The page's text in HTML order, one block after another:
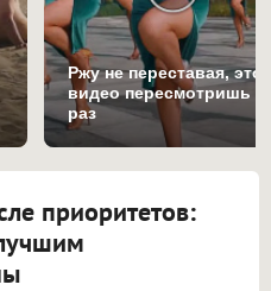
Ржу не переставая, это
видео пересмотришь
раз
приоритетов: